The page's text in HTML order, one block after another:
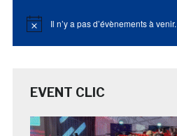
Notice Il n’y a pas d’évènements à venir.
EVENT CLIC